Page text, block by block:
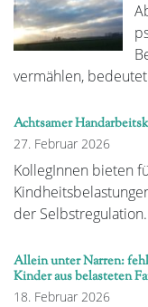
vermählen,
Achtsamer
27. Februar 2026
KollegInnen bieten
der
Allein unter Narren:
Kinder aus belasteten
18. Februar 2026